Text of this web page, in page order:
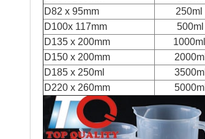
D82 x 95mm
250ml
D100x 117mm
500ml
D135 x 200mm
1000ml
D150 x 200mm
2000ml
D185 x 250ml
3500ml
D220 x 260mm
5000ml